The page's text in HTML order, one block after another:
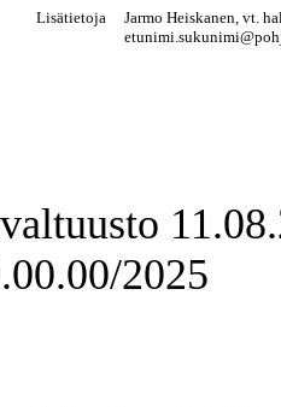
Lisätietoja
Jarmo Heiskanen, vt.
2025